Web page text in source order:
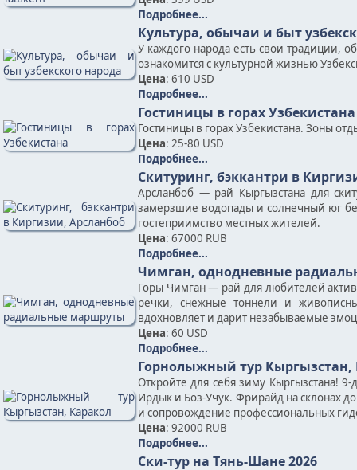
Подробнее...
Культура, обычаи и быт
У каждого народа есть свои традиции,
ознакомится с культурной жизнью
Цена: 610 USD
Подробнее...
Гостиницы в горах Узбекистана
Гостиницы в горах Узбекистана. Зоны
Цена: 25-80 USD
Подробнее...
Скитуринг, бэккантри в
Арсланбоб — рай Кыргызстана для
замерзшие водопады и солнечный юг
гостеприимство местных жителей.
Цена: 67000 RUB
Подробнее...
Чимган, однодневные
Горы Чимган — рай для любителей
речки, снежные тоннели и
вдохновляет и дарит незабываемые
Цена: 60 USD
Подробнее...
Горнолыжный тур Кыргызстан,
Откройте для себя зиму Кыргызстана!
Ирдык и Боз-Учук. Фрирайд на склонах
и сопровождение профессиональных
Цена: 92000 RUB
Подробнее...
Ски-тур на Тянь-Шане 2026